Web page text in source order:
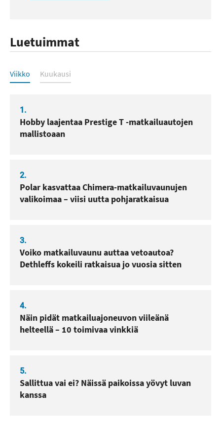
Luetuimmat
Luetuimmat
Viikko Kuukausi
1.
Hobby laajentaa Prestige T -matkailuautojen
mallistoaan
2.
Polar kasvattaa Chimera-matkailuvaunujen
valikoimaa – viisi uutta pohjaratkaisua
3.
Voiko matkailuvaunu auttaa vetoautoa?
Dethleffs kokeili ratkaisua jo vuosia sitten
4.
Näin pidät matkailuajoneuvon viileänä
helteellä – 10 toimivaa vinkkiä
5.
Sallittua vai ei? Näissä paikoissa yövyt luvan
kanssa